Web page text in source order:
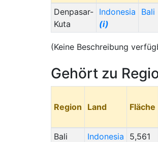
Denpasar-
Kuta
Indonesia
(i)
Bali
(Keine Beschreibung
Gehört zu
Region Land Fläche
Bali
Indonesia
5,561